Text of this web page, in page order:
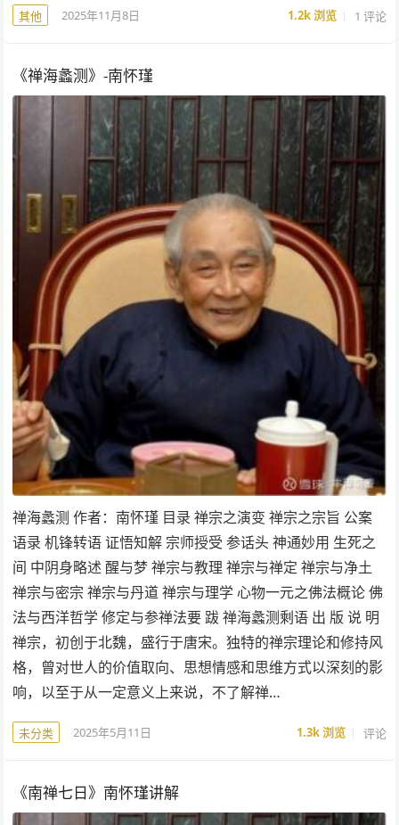
其他 2025年11月8日 1.2k浏览 1 评论
《禅海蠡测》-南怀瑾
禅海蠡测 作者：南怀瑾 目录 禅宗之演变 禅宗之宗旨 公案
语录 机锋转语 证悟知解 宗师授受 参话头 神通妙用 生死之
间 中阴身略述 醒与梦 禅宗与教理 禅宗与禅定 禅宗与净土
禅宗与密宗 禅宗与丹道 禅宗与理学 心物一元之佛法概论 佛
法与西洋哲学 修定与参禅法要 跋 禅海蠡测剩语 出 版 说 明
禅宗，初创于北魏，盛行于唐宋。独特的禅宗理论和修持风
格，曾对世人的价值取向、思想情感和思维方式以深刻的影
响，以至于从一定意义上来说，不了解禅…
未分类 2025年5月11日 1.3k浏览 评论
《南禅七日》南怀瑾讲解